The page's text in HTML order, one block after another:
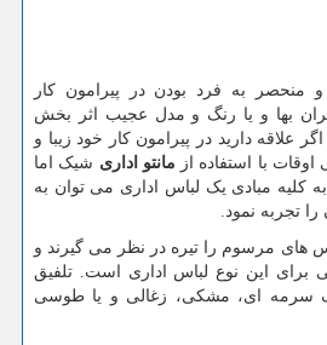
به فرد بودن در پیرامون کار
گران بها و یا رنگ و مدل عجیب اثر بخش
علاقه دارید در پیرامون کار خود زیبا و
با استفاده از مانتو اداری شیک اما
کلیه مبادی یک لباس اداری می توان به
تجربه نمود.
های مرسوم را تیره در نظر می گیرند و
برای این نوع لباس اداری است. تلفیق
سرمه ای، مشکی، زغالی و یا طوسی